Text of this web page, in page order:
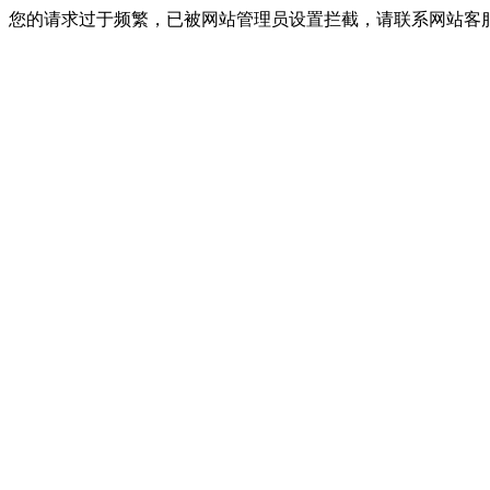
您的请求过于频繁，已被网站管理员设置拦截，请联系网站客